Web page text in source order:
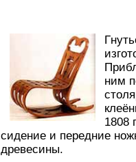
Г
ним
1808
сидение и передние
древесины.